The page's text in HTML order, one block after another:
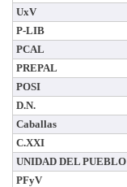
UxV
P-LIB
PCAL
PREPAL
POSI
D.N.
Caballas
C.XXI
UNIDAD DEL PUEBLO
PFyV